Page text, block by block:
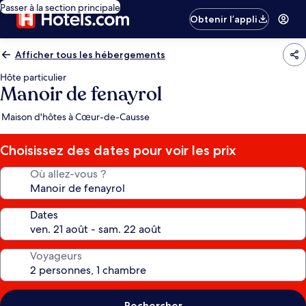
Passer à la section principale
Obtenir l’appli
Afficher tous les hébergements
Hôte particulier
Manoir de fenayrol
Maison d'hôtes à Cœur-de-Causse
Choisissez des dates pour voir les prix
Où allez-vous ?
Dates
Voyageurs